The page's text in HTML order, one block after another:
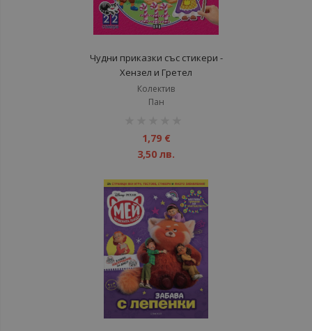
Чудни приказки със стикери -
Хензел и Гретел
Колектив
Пан
1,79 €
3,50 лв.